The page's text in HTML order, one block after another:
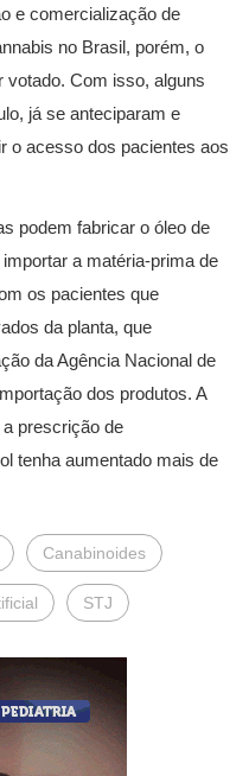
e comercialização de
no Brasil, porém, o
votado. Com isso, alguns
já se anteciparam e
o acesso dos pacientes aos
podem fabricar o óleo de
a matéria-prima de
os pacientes que
da planta, que
da Agência Nacional de
dos produtos. A
prescrição de
tenha aumentado mais de
Canabinoides
STJ